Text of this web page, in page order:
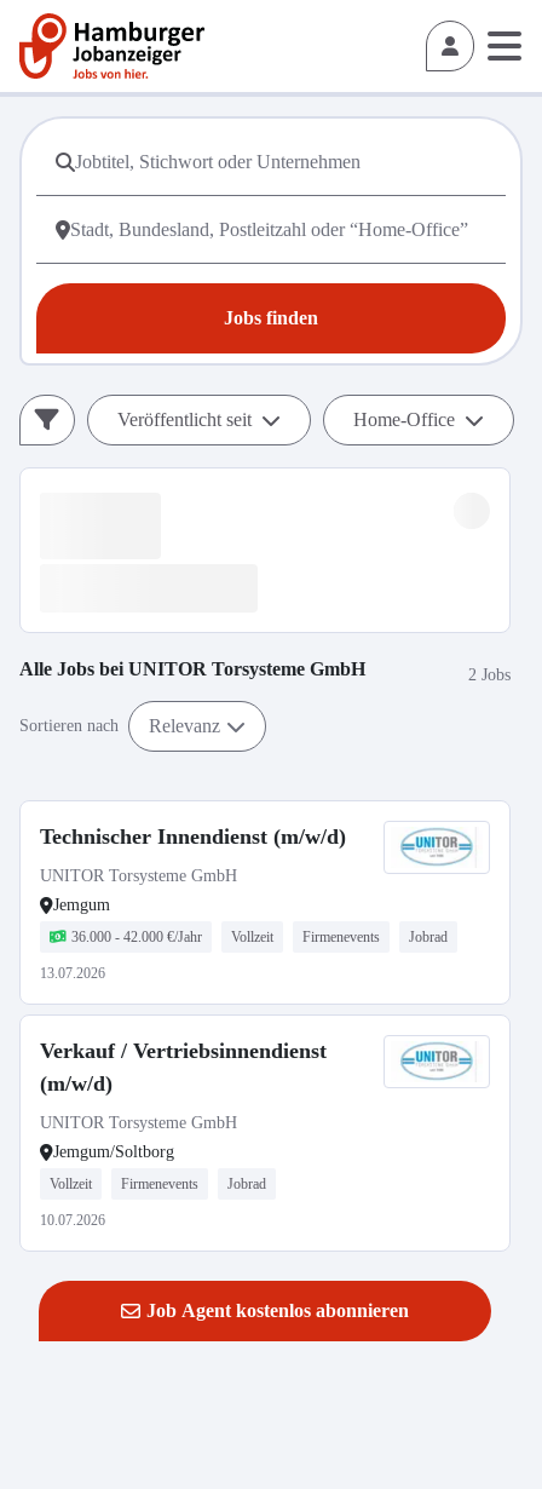
Jobs finden
Veröffentlicht seit Home-Office
Alle Jobs bei UNITOR Torsysteme GmbH 2 Jobs
Sortieren nach Relevanz
Technischer Innendienst (m/w/d)
UNITOR Torsysteme GmbH
Jemgum
36.000 - 42.000 €/Jahr Vollzeit Firmenevents Jobrad
13.07.2026
Verkauf / Vertriebsinnendienst
(m/w/d)
UNITOR Torsysteme GmbH
Jemgum/Soltborg
Vollzeit Firmenevents Jobrad
10.07.2026
Job Agent kostenlos abonnieren